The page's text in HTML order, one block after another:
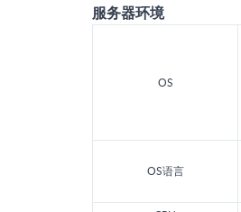
服务器环境
OS
OS语言